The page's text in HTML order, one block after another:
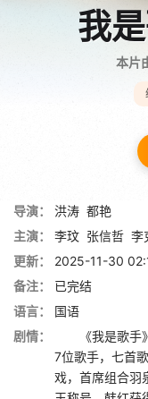
我
本片
导演： 洪涛 都艳
主演：
李玟 张信哲 李
更新：
2025-11-30
备注：
已完结
语言：
国语
剧情：
《我是歌手》
7位歌手，七首
戏，首席组合羽